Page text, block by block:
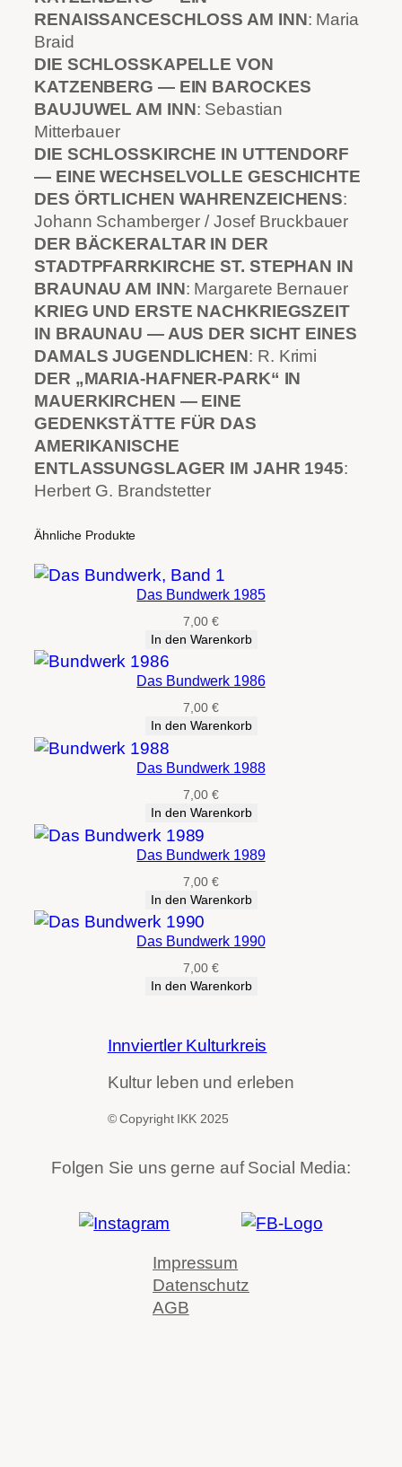
RENAISSANCESCHLOSS AM INN: Maria
Braid
DIE SCHLOSSKAPELLE VON
KATZENBERG — EIN BAROCKES
BAUJUWEL AM INN: Sebastian
Mitterbauer
DIE SCHLOSSKIRCHE IN UTTENDORF
— EINE WECHSELVOLLE GESCHICHTE
DES ÖRTLICHEN WAHRENZEICHENS:
Johann Schamberger / Josef Bruckbauer
DER BÄCKERALTAR IN DER
STADTPFARRKIRCHE ST. STEPHAN IN
BRAUNAU AM INN: Margarete Bernauer
KRIEG UND ERSTE NACHKRIEGSZEIT
IN BRAUNAU — AUS DER SICHT EINES
DAMALS JUGENDLICHEN: R. Krimi
DER „MARIA-HAFNER-PARK“ IN
MAUERKIRCHEN — EINE
GEDENKSTÄTTE FÜR DAS
AMERIKANISCHE
ENTLASSUNGSLAGER IM JAHR 1945:
Herbert G. Brandstetter
Ähnliche Produkte
Das Bundwerk 1985
7,00 €
In den Warenkorb
Das Bundwerk 1986
7,00 €
In den Warenkorb
Das Bundwerk 1988
7,00 €
In den Warenkorb
Das Bundwerk 1989
7,00 €
In den Warenkorb
Das Bundwerk 1990
7,00 €
In den Warenkorb
Innviertler Kulturkreis
Kultur leben und erleben
© Copyright IKK 2025
Folgen Sie uns gerne auf Social Media:
Impressum
Datenschutz
AGB